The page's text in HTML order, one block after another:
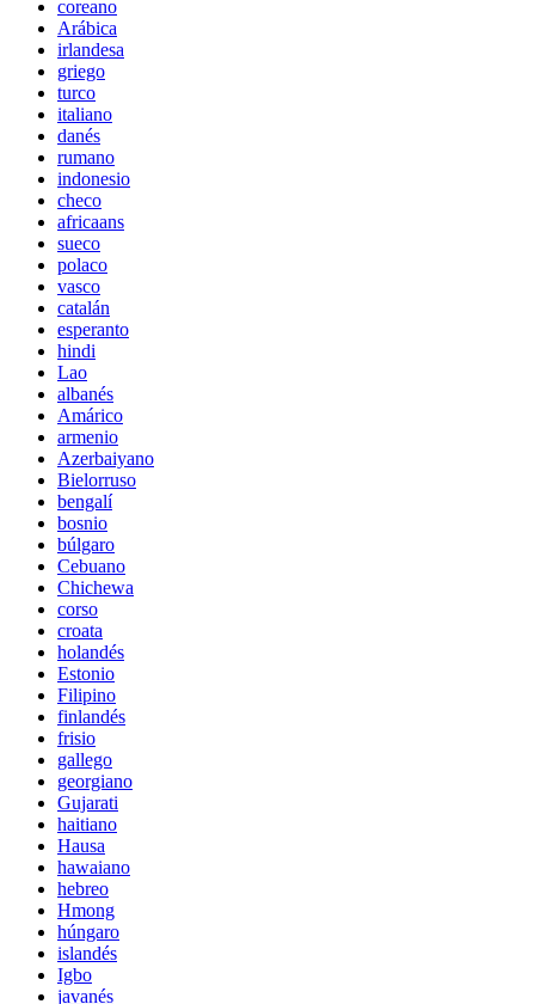
coreano
Arábica
irlandesa
griego
turco
italiano
danés
rumano
indonesio
checo
africaans
sueco
polaco
vasco
catalán
esperanto
hindi
Lao
albanés
Amárico
armenio
Azerbaiyano
Bielorruso
bengalí
bosnio
búlgaro
Cebuano
Chichewa
corso
croata
holandés
Estonio
Filipino
finlandés
frisio
gallego
georgiano
Gujarati
haitiano
Hausa
hawaiano
hebreo
Hmong
húngaro
islandés
Igbo
javanés